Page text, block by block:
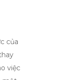
của
việc